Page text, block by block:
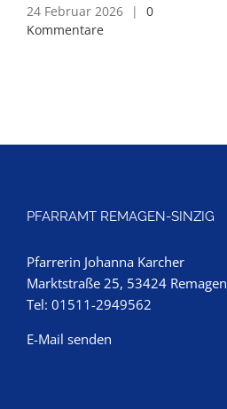
24 Februar 2026 |
0
Kommentare
PFARRAMT REMAGEN-SINZIG
Pfarrerin Johanna Karcher
Marktstraße 25, 53424 Remagen
Tel: 01511-2949562
E-Mail senden